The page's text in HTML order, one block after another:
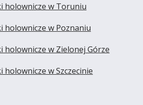
holownicze w Toruniu
holownicze w Poznaniu
holownicze w Zielonej Górze
holownicze w Szczecinie